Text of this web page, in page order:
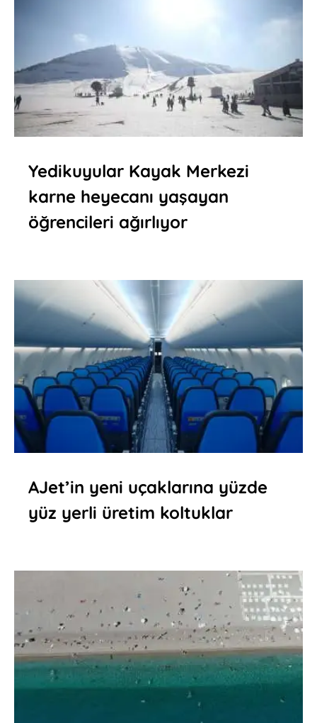
Yedikuyular Kayak Merkezi
karne heyecanı yaşayan
öğrencileri ağırlıyor
AJet’in yeni uçaklarına yüzde
yüz yerli üretim koltuklar